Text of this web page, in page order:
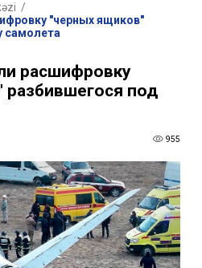
/
"черных ящиков"
самолета
расшифровку
под
955